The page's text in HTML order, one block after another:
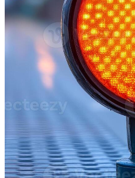
Redaktionelle Ereignisse